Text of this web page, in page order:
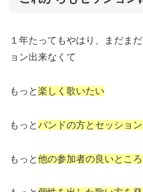
１年たってもやはり、まだま
ョン出来なくて
もっと楽しく歌いたい
もっとバンドの方とセッショ
もっと他の参加者の良いとこ